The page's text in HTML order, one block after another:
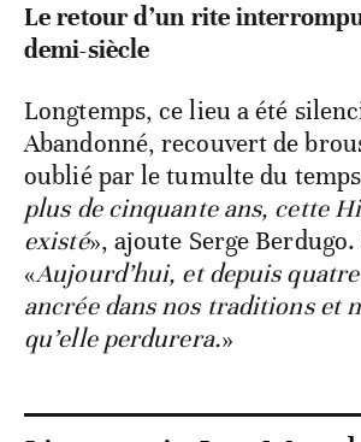
Le retour d’un rite
demi-siècle
Longtemps, ce lieu a été
Abandonné, recouvert de
oublié par le tumulte du
plus de cinquante ans, cette
existé», ajoute Serge
«Aujourd’hui, et depuis
ancrée dans nos traditions et
qu’elle perdurera.»